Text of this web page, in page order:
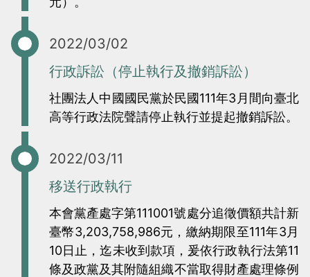
2022/03/02
行政訴訟（停止執行及撤銷訴訟）
社團法人中國國民黨於民國111年3月間向臺北
高等行政法院聲請停止執行並提起撤銷訴訟。
2022/03/11
移送行政執行
本會黨產處字第111001號處分追徵價額共計新
臺幣3,203,758,986元，繳納期限至111年3月
10日止，迄未收到款項，爰依行政執行法第11
條及政黨及其附隨組織不當取得財產處理條例